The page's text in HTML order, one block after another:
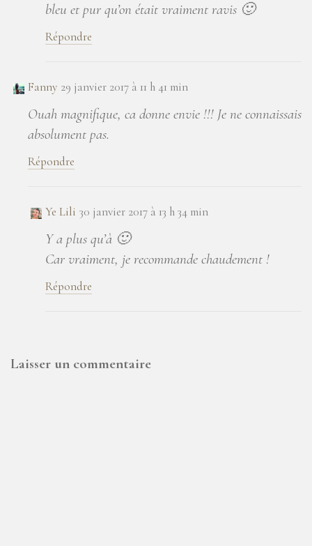
bleu et pur qu’on était vraiment ravis 🙂
Répondre
Fanny 29 janvier 2017 à 11 h 41 min
Ouah magnifique, ca donne envie !!! Je ne connaissais
absolument pas.
Répondre
Ye Lili 30 janvier 2017 à 13 h 34 min
Y a plus qu’à 🙂
Car vraiment, je recommande chaudement !
Répondre
Laisser un commentaire